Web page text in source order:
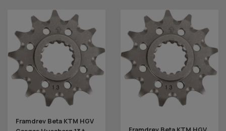
Framdrev Beta KTM HGV